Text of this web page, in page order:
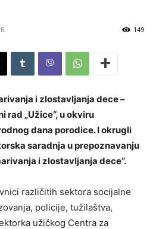
149
i zlostavljanja dece –
rad „Užice“, u okviru
dana porodice. I okrugli
saradnja u prepoznavanju
i zlostavljanja dece“.
različitih sektora socijalne
policije, tužilaštva,
užičkog Centra za